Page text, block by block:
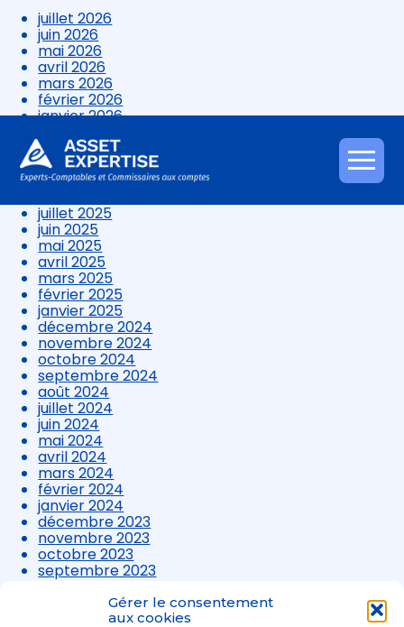
Gérer le consentement
aux cookies
Aller
au
juillet 2026
juin 2026
mai 2026
avril 2026
mars 2026
février 2026
janvier 2026
novembre 2025
octobre 2025
septembre 2025
juillet 2025
juin 2025
mai 2025
avril 2025
mars 2025
février 2025
janvier 2025
décembre 2024
novembre 2024
octobre 2024
septembre 2024
août 2024
juillet 2024
juin 2024
mai 2024
avril 2024
mars 2024
février 2024
janvier 2024
décembre 2023
novembre 2023
octobre 2023
septembre 2023
août 2023
juillet 2023